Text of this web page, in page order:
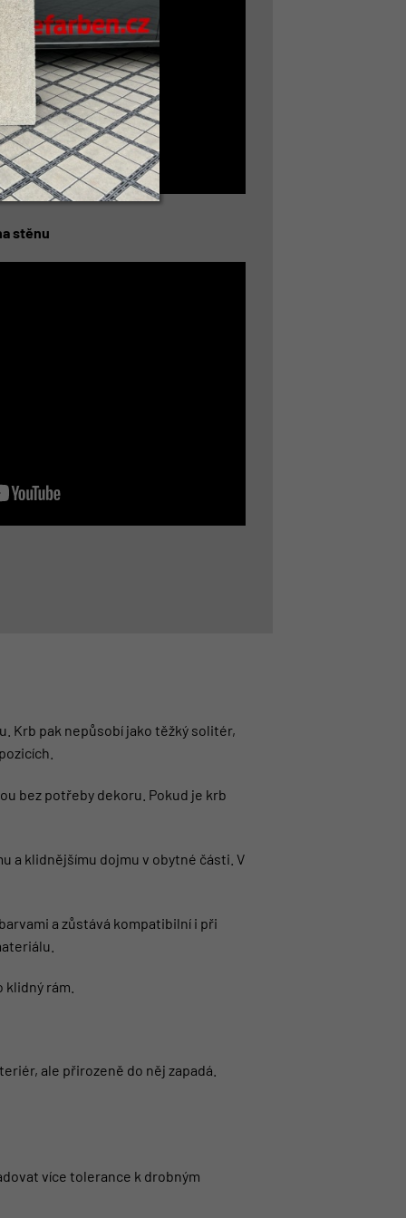
stěnu
Krb pak nepůsobí jako těžký solitér,
bez potřeby dekoru. Pokud je krb
a klidnějšímu dojmu v obytné části. V
a zůstává kompatibilní i při
rám.
ale přirozeně do něj zapadá.
více tolerance k drobným